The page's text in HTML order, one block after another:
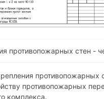
противопожарных стен -
противопожарных
комплекса.